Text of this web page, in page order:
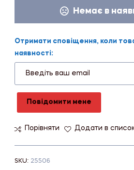
Немає в
Отримати сповіщення, коли
наявності:
Повідомити мене
Порівняти Додати в
SKU: 25506